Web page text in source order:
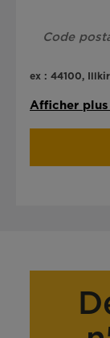
ex : 44100,
Afficher